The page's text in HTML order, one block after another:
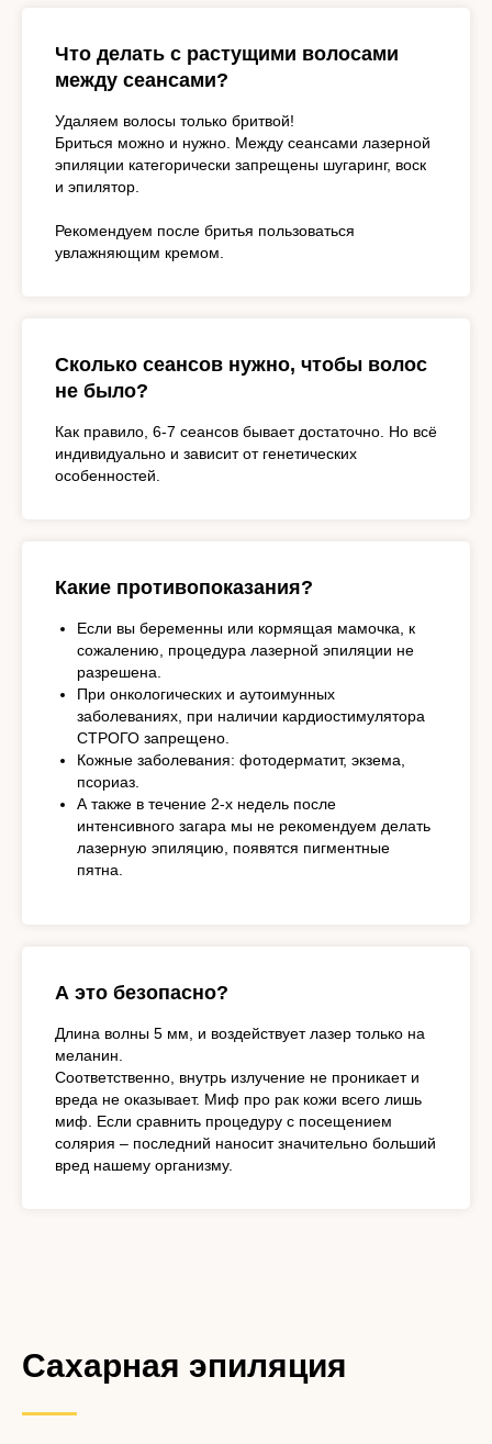
Что делать с растущими волосами
между сеансами?
Удаляем волосы только бритвой!
Бриться можно и нужно. Между сеансами лазерной
эпиляции категорически запрещены шугаринг, воск
и эпилятор.
Рекомендуем после бритья пользоваться
увлажняющим кремом.
Сколько сеансов нужно, чтобы волос
не было?
Как правило, 6-7 сеансов бывает достаточно. Но всё
индивидуально и зависит от генетических
особенностей.
Какие противопоказания?
Если вы беременны или кормящая мамочка, к
сожалению, процедура лазерной эпиляции не
разрешена.
При онкологических и аутоимунных
заболеваниях, при наличии кардиостимулятора
СТРОГО запрещено.
Кожные заболевания: фотодерматит, экзема,
псориаз.
А также в течение 2-х недель после
интенсивного загара мы не рекомендуем делать
лазерную эпиляцию, появятся пигментные
пятна.
А это безопасно?
Длина волны 5 мм, и воздействует лазер только на
меланин.
Соответственно, внутрь излучение не проникает и
вреда не оказывает. Миф про рак кожи всего лишь
миф. Если сравнить процедуру с посещением
солярия – последний наносит значительно больший
вред нашему организму.
Сахарная эпиляция